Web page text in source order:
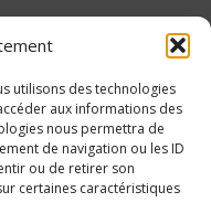
utilisons des technologies
aux informations des
nous permettra de
de navigation ou les ID
ou de retirer son
certaines caractéristiques